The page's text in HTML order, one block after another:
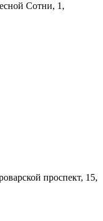
Сотни, 1,
проспект, 15,